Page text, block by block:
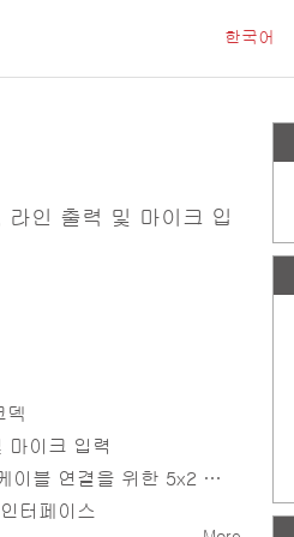
한국어
인 출력 및 마이크 입
덱
마이크 입력
연결을 위한 5x2 핀 헤더
터페이스